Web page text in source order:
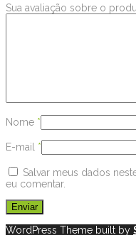
Sua avaliação sobre o
Nome *
E-mail *
Salvar meus dados
eu comentar.
WordPress Theme built by